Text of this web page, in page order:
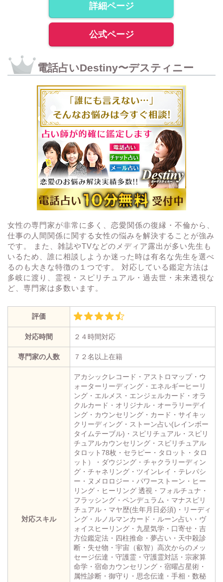
詳細ページ
公式ページ
電話占いDestiny〜デスティニー
女性の専門家が非常に多く、恋愛関係の復縁・不倫から、
仕事の人間関係に関する女性の悩みを解決することが強み
です。 また、雑誌やTVなどのメディア露出が多い先生も
いるため、誰に相談しようか迷った時は有名な先生を選べ
るのも大きな特徴の１つです。 対応している鑑定方法は
多岐に渡り、霊視・スピリチュアル・過去世・未来透視な
ど、専門家は多数います。
評価
対応時間 ２４時間対応
専門家の人数 ７２名以上在籍
対応スキル
アカシックレコード・アストロマップ・ウ
ォーターリーディング・エネルギーヒーリ
ング・エルメス・エンジェルカード・オラ
クルカード・オリジナル・オーラリーデイ
ング・カウンセリング・カード・サイキッ
クリーディング・ストーン占い(レインボー
タイムテーブル)・スピリチュアル・スピリ
チュアルカウンセリング・スピリチュアル
タロット78枚・セラピー・タロット・タロ
ット）・ダウジング・チャクラリーディン
グ・チャネリング・ツインレイ・テレパシ
ー・ヌメロロジー・パワーストーン・ヒー
リング・ヒーリング 透視・フォルチュナ・
フラッシング・ペンデュラム・マナスピリ
チュアル・マヤ歴(生年月日必須)・リーディ
ング・ルノルマンカード・ルーン占い・ヴ
ォイスヒーリング・九星気学・口寄せ・吉
方位鑑定法・四柱推命・夢占い・天中殺診
断・失せ物・宇宙（叡智）高次からのメッ
セージ伝達・守護霊・守護霊対話・宗家算
命学・宿命カウンセリング・宿曜占星術・
属性診断・御守り・思念伝達・手相・数秘